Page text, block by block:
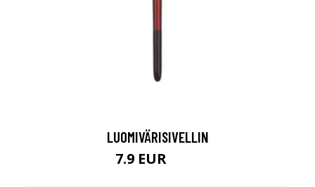
LUOMIVÄRISIVELLIN
7.9 EUR